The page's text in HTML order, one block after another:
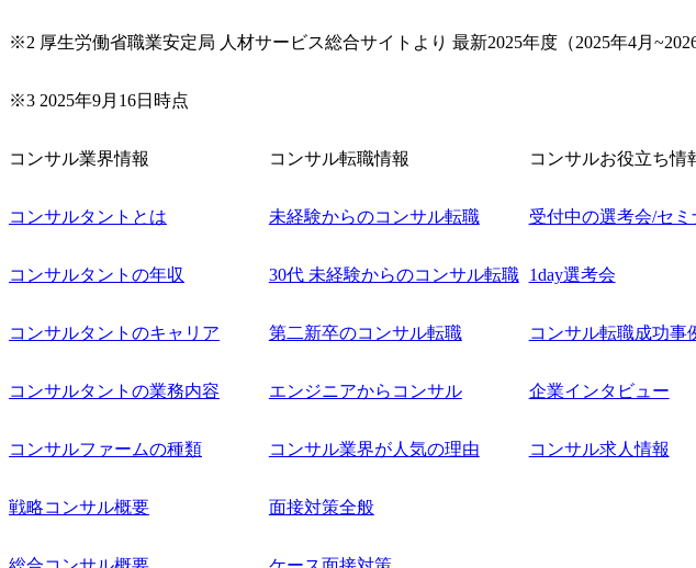
※2 厚生労働省職業安定局 人材サービス総合サイトより 最新2025年度（2025年4月
※3 2025年9月16日時点
コンサル業界情報
コンサルタントとは
コンサルタントの年収
コンサルタントのキャリア
コンサルタントの業務内容
コンサルファームの種類
戦略コンサル概要
コンサル転職情報
未経験からのコンサル転職
30代 未経験からのコンサル転職
第二新卒のコンサル転職
エンジニアからコンサル
コンサル業界が人気の理由
面接対策全般
コンサルお役立ち情
受付中の選考会/セミ
1day選考会
コンサル転職成功事
企業インタビュー
コンサル求人情報